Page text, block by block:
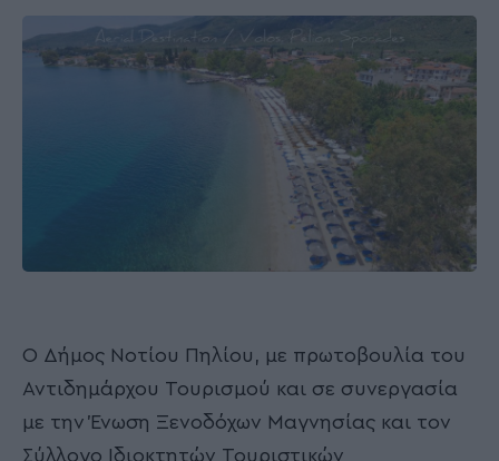
Ο Δήμος Νοτίου Πηλίου, με πρωτοβουλία του
Αντιδημάρχου Τουρισμού και σε συνεργασία
με την Ένωση Ξενοδόχων Μαγνησίας και τον
Σύλλογο Ιδιοκτητών Τουριστικών